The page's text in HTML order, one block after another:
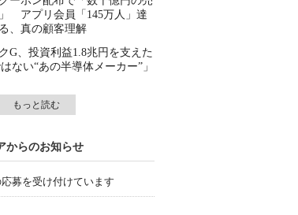
アプリ会員「145万人」達
、真の顧客理解
G、投資利益1.8兆円を支えた
はない“あの半導体メーカー”」
もっと読む
からのお知らせ
募を受け付けています